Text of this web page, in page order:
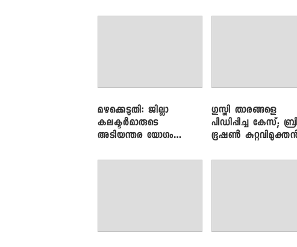
ഗോവിന്ദൻ
അലർട്ട്
മഴക്കെടുതി: ജില്ലാ
കലക്ടർമാരുടെ
അടിയന്തര യോഗം
​ഗുസ്തി താരങ്ങളെ
പീഡിപ്പിച്ച കേസ്;
ഭൂഷൺ